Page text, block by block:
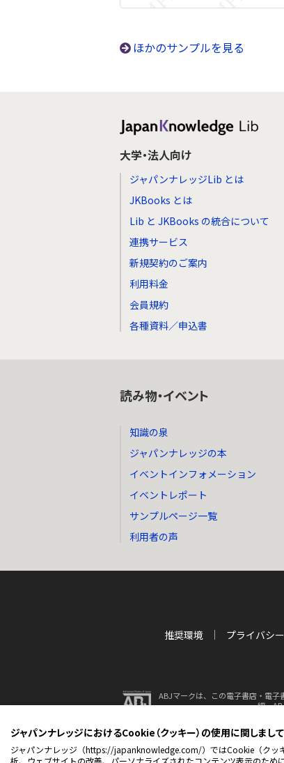
ほかのサンプルを見る
大学・法人向け
ジャパンナレッジLib とは
JKBooks とは
Lib と JKBooks の統合について
連携サービス
新規契約のご案内
利用料金
会員規約
各種資料／申込書
読み物・イベント
知識の泉
ジャパンナレッジの本
イベントインフォメーション
イベントレポート
サンプルページ一覧
利用者の声
推奨環境 プライバシ
ABJマークは、この電子書店・電
細、
© 2001-2026
ジャパンナレッジにおけるCookie（クッキー）の使用に関しまして
ジャパンナレッジ（https://japanknowledge.com/）ではCookie（クッ
析、ウェブサイトの改善、パーソナライズされたコンテンツ表示のた